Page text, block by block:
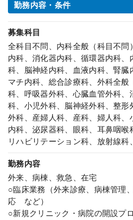
勤務内容・条件
募集科目
全科目不問、内科全般（科目不問
内科、消化器内科、循環器内科、
科、脳神経内科、血液内科、腎臓
マチ内科、総合診療科、外科全
科、呼吸器外科、心臓血管外科、
科、小児外科、脳神経外科、整形
外科、産婦人科、産科、婦人科、
内科、泌尿器科、眼科、耳鼻咽喉
リハビリテーション科、放射線
勤務内容
外来、病棟、救急、在宅
○臨床業務（外来診療、病棟管理
応 など）
○新規クリニック・病院の開設プ